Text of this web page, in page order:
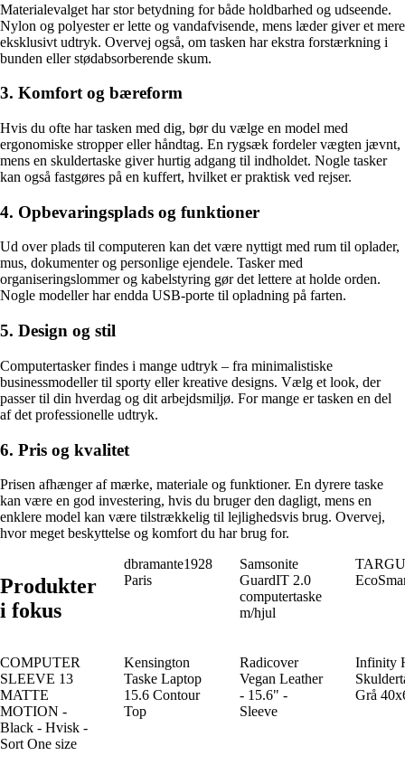
Materialevalget har stor betydning for både holdbarhed og udseende.
Nylon og polyester er lette og vandafvisende, mens læder giver et mere
eksklusivt udtryk. Overvej også, om tasken har ekstra forstærkning i
bunden eller stødabsorberende skum.
3. Komfort og bæreform
Hvis du ofte har tasken med dig, bør du vælge en model med
ergonomiske stropper eller håndtag. En rygsæk fordeler vægten jævnt,
mens en skuldertaske giver hurtig adgang til indholdet. Nogle tasker
kan også fastgøres på en kuffert, hvilket er praktisk ved rejser.
4. Opbevaringsplads og funktioner
Ud over plads til computeren kan det være nyttigt med rum til oplader,
mus, dokumenter og personlige ejendele. Tasker med
organiseringslommer og kabelstyring gør det lettere at holde orden.
Nogle modeller har endda USB-porte til opladning på farten.
5. Design og stil
Computertasker findes i mange udtryk – fra minimalistiske
businessmodeller til sporty eller kreative designs. Vælg et look, der
passer til din hverdag og dit arbejdsmiljø. For mange er tasken en del
af det professionelle udtryk.
6. Pris og kvalitet
Prisen afhænger af mærke, materiale og funktioner. En dyrere taske
kan være en god investering, hvis du bruger den dagligt, mens en
enklere model kan være tilstrækkelig til lejlighedsvis brug. Overvej,
hvor meget beskyttelse og komfort du har brug for.
Produkter
i fokus
dbramante1928
Paris
Samsonite
GuardIT 2.0
computertaske
m/hjul
COMPUTER
SLEEVE 13
MATTE
MOTION -
Black - Hvisk -
Sort One size
Kensington
Taske Laptop
15.6 Contour
Top
Radicover
Vegan Leather
- 15.6" -
Sleeve
Infinity
Grå